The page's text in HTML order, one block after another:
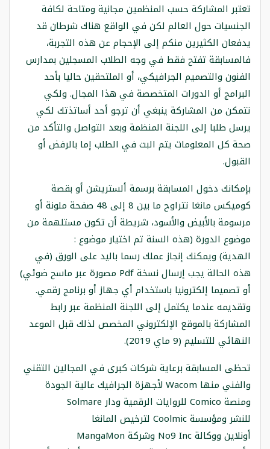
تعتبر المشاركة حسب المنظمين مجانية ومتاحة لكافة
الجنسيات حول العالم لكن في الواقع هناك شرطان قد
يدفعان الكثيرين منكم إلى الإحجام عن هذه التجربة،
فالمسابقة تفتح فقط في وجه الطلاب المسجلين بمدارس
الفنون والتصميم الجرافيكي، أو الملتحقين حاليا بأحد
البرامج أو الدورات المتخصصة في هذا المجال. ولكي
تتمكن من المشاركة ينبغي أن ترجو أحد أساتذتك لكي
يرسل طلبا إلى اللجنة المنظمة وبعد التواصل والتأكد من
صحة كل المعلومات يتم البت في الطلب إما بالرفض أو
القبول.
بإمكانك دخول المسابقة برسمة ألستريشن أو بقصة
كوميكس مانغا تتراوح ما بين 8 إلى 48 صفحة ملونة أو
مرسومة بالأبيض والأسود، شريطة أن تكون مستلهمة من
موضوع الدورة (هذه السنة تم اختيار موضوع :
الهدية) ويمكنك إنجاز عملك رسما باليد على الورق (في
هذه الحالة يجب إرسال نسخة Pdf مصورة عبر ماسح ضوئي)
أو تصميما إلكترونيا باستخدام أي جهاز أو برنامج رقمي.
وتقديمه عندما يكتمل إلى اللجنة المنظمة عبر رابط
المشاركة بالموقع الإلكتروني المخصص لذلك قبل الموعد
النهائي للتسليم (9 ماي 2019).
تحظى المسابقة برعاية شركات كبرى في المجالين التقني
والفني منها Wacom لأجهزة الجرافيك عالية الجودة
ومنصة Comico للروايات الرقمية ودار Solmare
للنشر ومؤسسة Coolmic لترخيص المانغا
أونلاين ووكالة No9 Inc وشركة MangaMon